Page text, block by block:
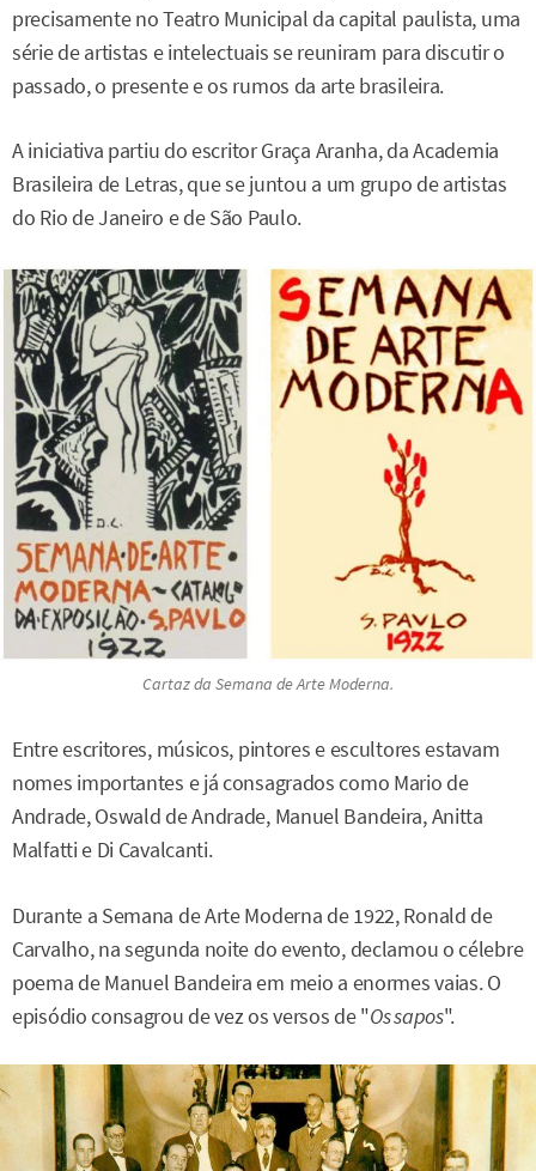
precisamente no Teatro Municipal da capital paulista, uma
série de artistas e intelectuais se reuniram para discutir o
passado, o presente e os rumos da arte brasileira.
A iniciativa partiu do escritor Graça Aranha, da Academia
Brasileira de Letras, que se juntou a um grupo de artistas
do Rio de Janeiro e de São Paulo.
Cartaz da Semana de Arte Moderna.
Entre escritores, músicos, pintores e escultores estavam
nomes importantes e já consagrados como Mario de
Andrade, Oswald de Andrade, Manuel Bandeira, Anitta
Malfatti e Di Cavalcanti.
Durante a Semana de Arte Moderna de 1922, Ronald de
Carvalho, na segunda noite do evento, declamou o célebre
poema de Manuel Bandeira em meio a enormes vaias. O
episódio consagrou de vez os versos de "Os sapos".